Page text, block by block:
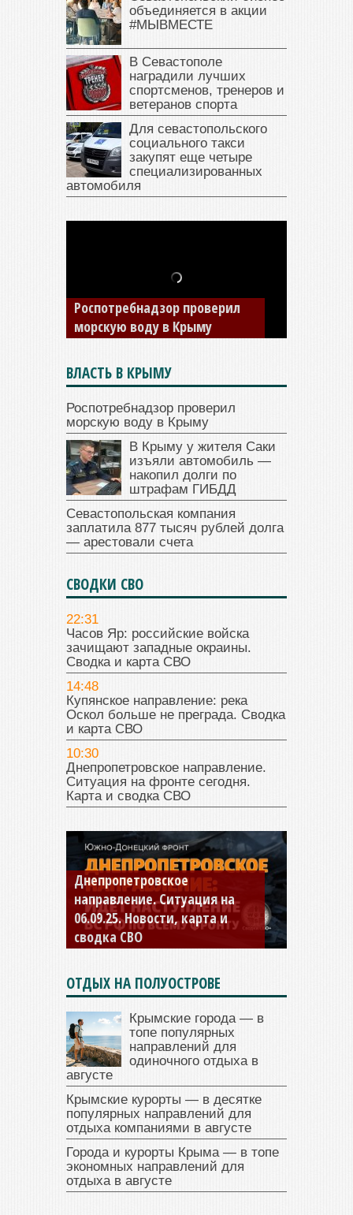
объединяется в акции
#МЫВМЕСТЕ
В Севастополе
наградили лучших
спортсменов, тренеров и
ветеранов спорта
Для севастопольского
социального такси
закупят еще четыре
специализированных
автомобиля
В Крыму у жителя Саки
изъяли автомобиль —
накопил долги по штрафам
ГИБДД
ВЛАСТЬ В КРЫМУ
Роспотребнадзор проверил
морскую воду в Крыму
В Крыму у жителя Саки
изъяли автомобиль —
накопил долги по
штрафам ГИБДД
Севастопольская компания
заплатила 877 тысяч рублей долга
— арестовали счета
СВОДКИ СВО
22:31
Часов Яр: российские войска
зачищают западные окраины.
Сводка и карта СВО
14:48
Купянское направление: река
Оскол больше не преграда. Сводка
и карта СВО
10:30
Днепропетровское направление.
Ситуация на фронте сегодня.
Карта и сводка СВО
Константиновское
направление. Ситуация на
04.09.25 Новости, карта и
сводка СВО
ОТДЫХ НА ПОЛУОСТРОВЕ
Крымские города — в
топе популярных
направлений для
одиночного отдыха в
августе
Крымские курорты — в десятке
популярных направлений для
отдыха компаниями в августе
Города и курорты Крыма — в топе
экономных направлений для
отдыха в августе